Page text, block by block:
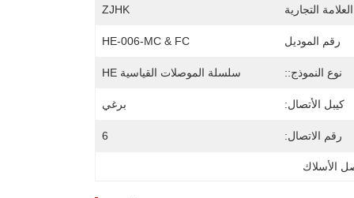
التجارية ZJHK
رقم الموديل HE-006-MC & FC
نوع النموذج:: سلسلة الموصلات القياسية HE
كيبل الأتصال: برغي
رقم الاتصال: 6